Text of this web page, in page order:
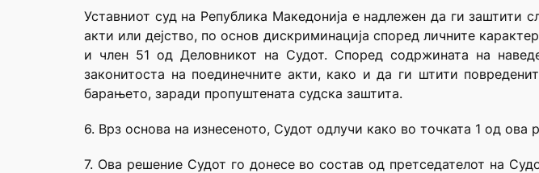
Уставниот суд на Република Македонија е надлежен да ги заштити
акти или дејство, по основ дискриминација според личните
и член 51 од Деловникот на Судот. Според содржината на
законитоста на поединечните акти, како и да ги штити
барањето, заради пропуштената судска заштита.
6. Врз основа на изнесеното, Судот одлучи како во точката 1 од ова
7. Ова решение Судот го донесе во состав од претседателот на